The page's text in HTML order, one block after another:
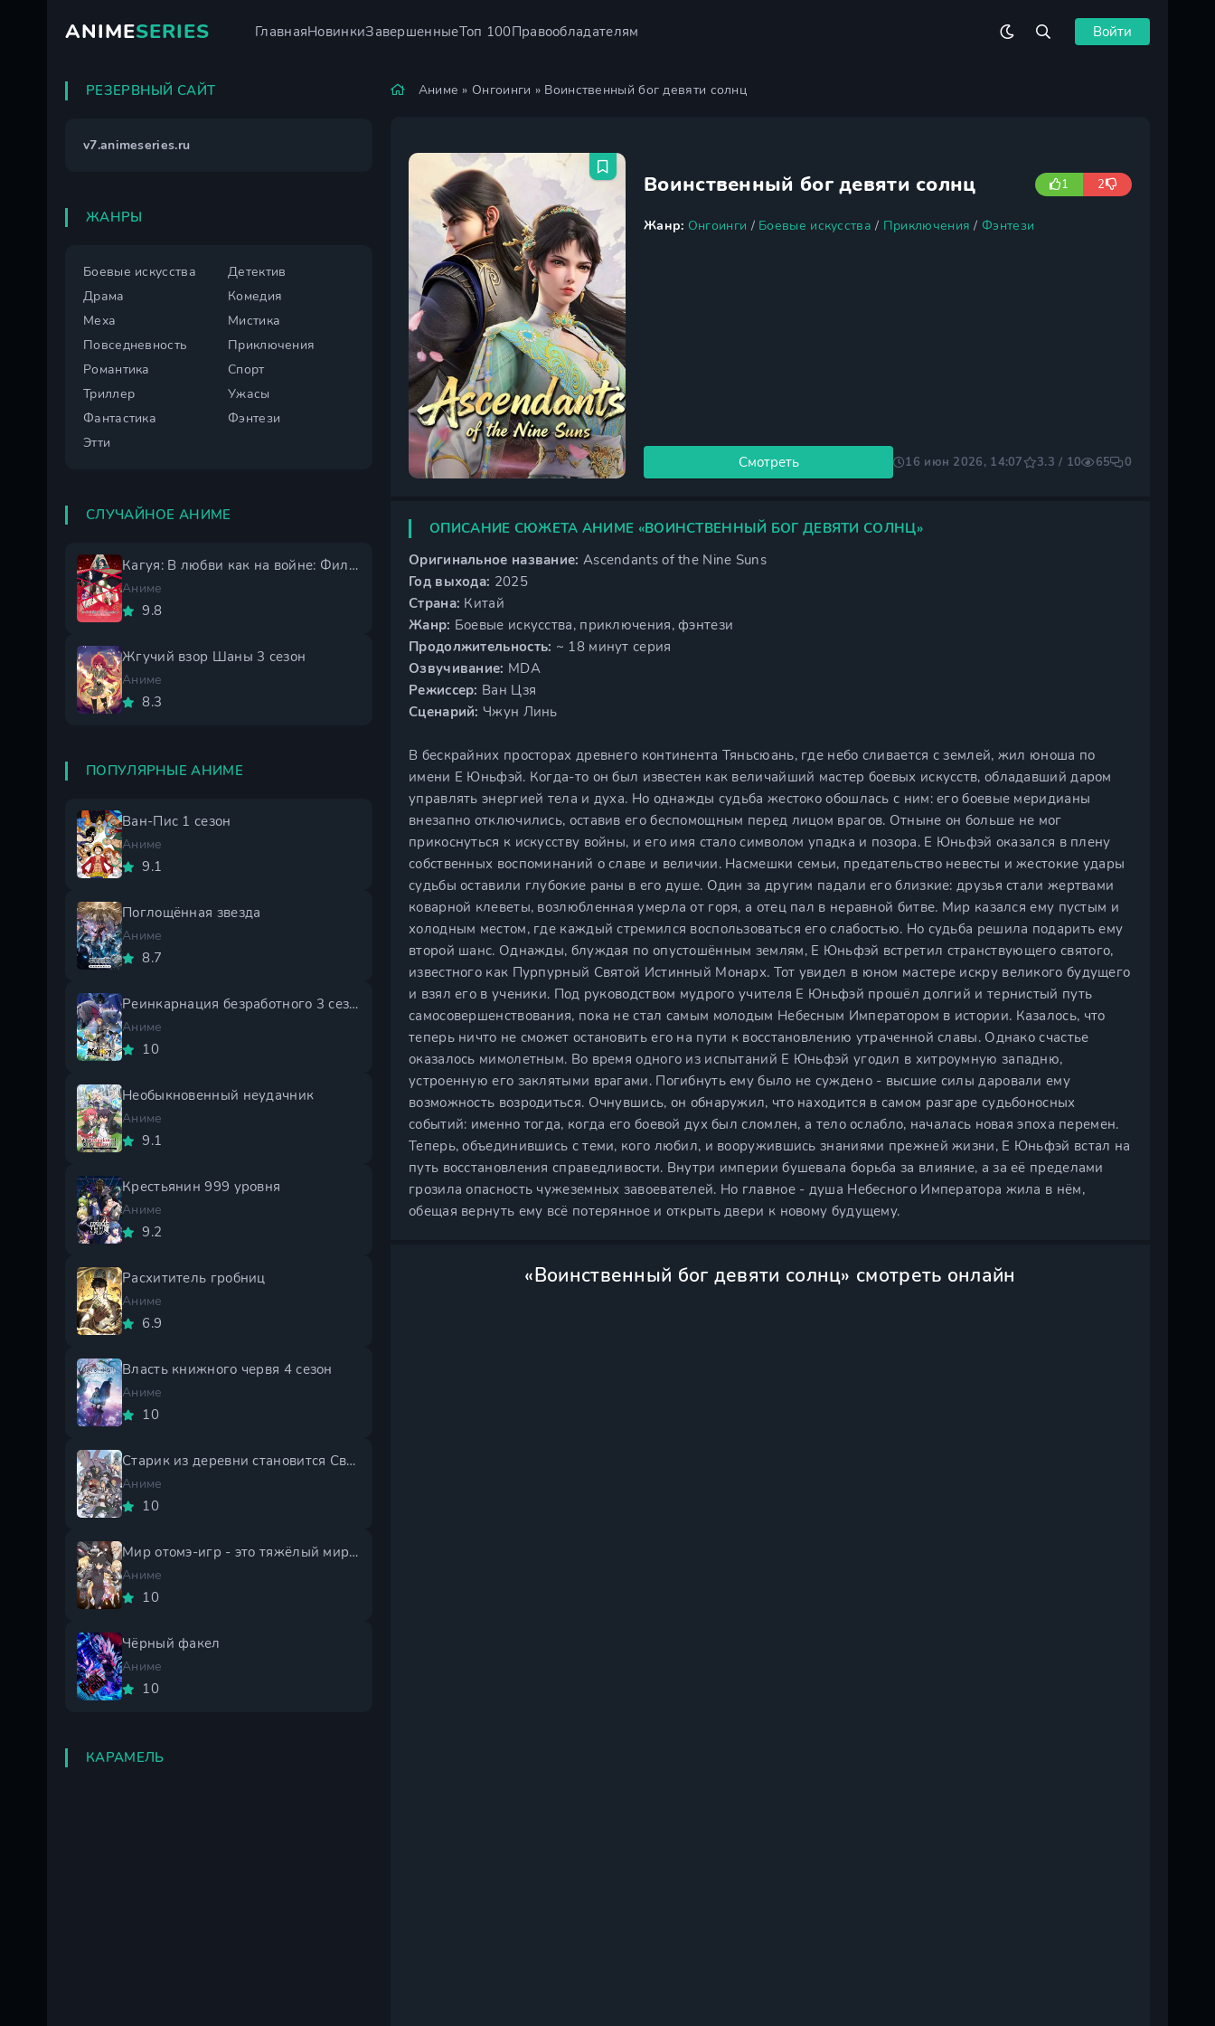
ANIMESERIES ГлавнаяНовинкиЗавершенныеТоп 100Правообладателям Войти
Аниме » Онгоинги » Воинственный бог девяти солнц
Воинственный бог девяти солнц 1 2
Жанр: Онгоинги / Боевые искусства / Приключения / Фэнтези
Смотреть 16 июн 2026, 14:07 3.3 / 10 65 0
ОПИСАНИЕ СЮЖЕТА АНИМЕ «ВОИНСТВЕННЫЙ БОГ ДЕВЯТИ СОЛНЦ»
Оригинальное название: Ascendants of the Nine Suns
Год выхода: 2025
Страна: Китай
Жанр: Боевые искусства, приключения, фэнтези
Продолжительность: ~ 18 минут серия
Озвучивание: MDA
Режиссер: Ван Цзя
Сценарий: Чжун Линь
В бескрайних просторах древнего континента Тяньсюань, где небо сливается с землей, жил юноша по
имени Е Юньфэй. Когда-то он был известен как величайший мастер боевых искусств, обладавший даром
управлять энергией тела и духа. Но однажды судьба жестоко обошлась с ним: его боевые меридианы
внезапно отключились, оставив его беспомощным перед лицом врагов. Отныне он больше не мог
прикоснуться к искусству войны, и его имя стало символом упадка и позора. Е Юньфэй оказался в плену
собственных воспоминаний о славе и величии. Насмешки семьи, предательство невесты и жестокие удары
судьбы оставили глубокие раны в его душе. Один за другим падали его близкие: друзья стали жертвами
коварной клеветы, возлюбленная умерла от горя, а отец пал в неравной битве. Мир казался ему пустым и
холодным местом, где каждый стремился воспользоваться его слабостью. Но судьба решила подарить ему
второй шанс. Однажды, блуждая по опустошённым землям, Е Юньфэй встретил странствующего святого,
известного как Пурпурный Святой Истинный Монарх. Тот увидел в юном мастере искру великого будущего
и взял его в ученики. Под руководством мудрого учителя Е Юньфэй прошёл долгий и тернистый путь
самосовершенствования, пока не стал самым молодым Небесным Императором в истории. Казалось, что
теперь ничто не сможет остановить его на пути к восстановлению утраченной славы. Однако счастье
оказалось мимолетным. Во время одного из испытаний Е Юньфэй угодил в хитроумную западню,
устроенную его заклятыми врагами. Погибнуть ему было не суждено - высшие силы даровали ему
возможность возродиться. Очнувшись, он обнаружил, что находится в самом разгаре судьбоносных
событий: именно тогда, когда его боевой дух был сломлен, а тело ослабло, началась новая эпоха перемен.
Теперь, объединившись с теми, кого любил, и вооружившись знаниями прежней жизни, Е Юньфэй встал на
путь восстановления справедливости. Внутри империи бушевала борьба за влияние, а за её пределами
грозила опасность чужеземных завоевателей. Но главное - душа Небесного Императора жила в нём,
обещая вернуть ему всё потерянное и открыть двери к новому будущему.
«Воинственный бог девяти солнц» смотреть онлайн
РЕЗЕРВНЫЙ САЙТ
v7.animeseries.ru
ЖАНРЫ
Боевые искусства
Детектив
Драма
Комедия
Меха
Мистика
Повседневность
Приключения
Романтика
Спорт
Триллер
Ужасы
Фантастика
Фэнтези
Этти
СЛУЧАЙНОЕ АНИМЕ
Кагуя: В любви как на войне: Фильм
Аниме
9.8
Жгучий взор Шаны 3 сезон
Аниме
8.3
ПОПУЛЯРНЫЕ АНИМЕ
Ван-Пис 1 сезон
Аниме
9.1
Поглощённая звезда
Аниме
8.7
Реинкарнация безработного 3 сезон
Аниме
10
Необыкновенный неудачник
Аниме
9.1
Крестьянин 999 уровня
Аниме
9.2
Расхититель гробниц
Аниме
6.9
Власть книжного червя 4 сезон
Аниме
10
Старик из деревни становится Святым мечом 2 сезон
Аниме
10
Мир отомэ-игр - это тяжёлый мир для мобов 2 сезон
Аниме
10
Чёрный факел
Аниме
10
КАРАМЕЛЬ